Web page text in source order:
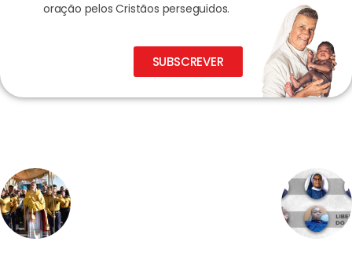
oração pelos Cristãos perseguidos.
SUBSCREVER